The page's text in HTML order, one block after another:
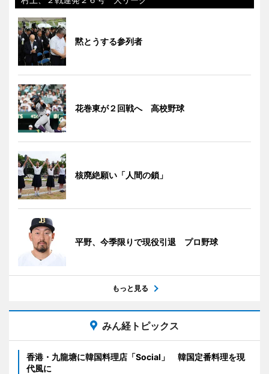
黙とうする参列者
花巻東が２回戦へ 高校野球
核廃絶願い「人間の鎖」
平野、今季限りで現役引退 プロ野球
もっと見る
みん経トピックス
香港・九龍塘に韓国料理店「Social」 韓国定番料理を現
代風に